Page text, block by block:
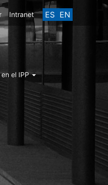
ES EN
Intranet
en el IPP